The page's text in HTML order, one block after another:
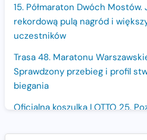
15. Półmaraton Dwóch
rekordową pulą nagród i
uczestników
Trasa 48. Maratonu
Sprawdzony przebieg i profil
biegania
Oficjalna koszulka LOTTO 25.